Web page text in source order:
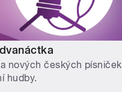
nových českých písniček
hudby.